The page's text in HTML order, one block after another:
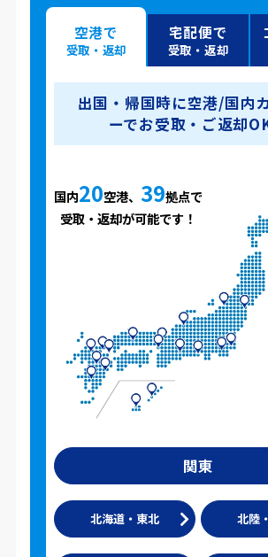
空港で
受取・返却
宅配便で
受取・返却
出国・帰国時に空港/国内
ーでお受取・ご返却
国内20空港、 39拠点で
受取・返却が可能です！
関東
北海道・東北 北陸